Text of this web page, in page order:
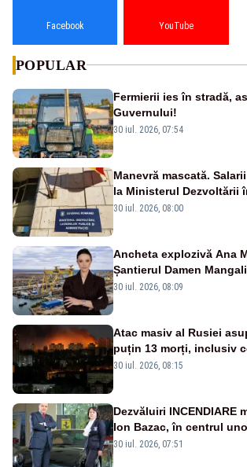
Facebook YouTube
POPULAR
Fermierii ies în stradă,
Guvernului!
30 iul. 2026, 07:54
Manevră mascată.
la Ministerul Dezvoltării
ies în stradă
30 iul. 2026, 08:00
Ancheta explozivă Ana
Șantierul Damen
scufundă apărarea
30 iul. 2026, 08:09
Atac masiv al Rusiei
puțin 13 morți, inclusiv
ridicat avioanele de
30 iul. 2026, 08:15
Dezvăluiri INCENDIARE
Ion Bazac, în centrul
publice
30 iul. 2026, 07:51